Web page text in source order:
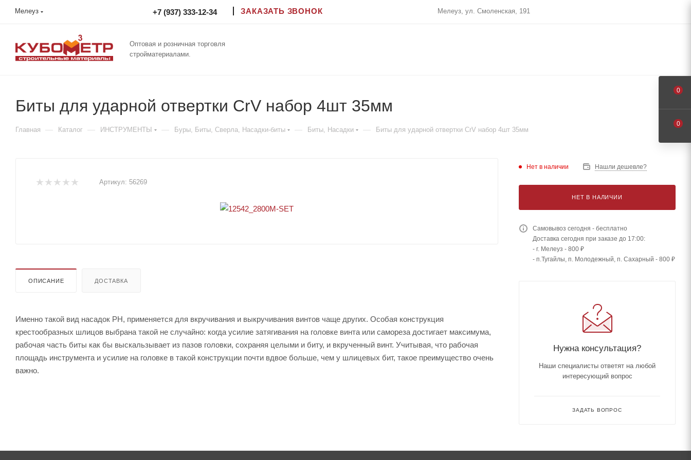
Мелеуз +7 (937) 333-12-34 ЗАКАЗАТЬ ЗВОНОК Мелеуз, ул. Смоленская, 191
Оптовая и розничная торговля
стройматериалами.
Биты для ударной отвертки CrV набор 4шт 35мм
Главная — Каталог — ИНСТРУМЕНТЫ — Буры, Биты, Сверла, Насадки-биты — Биты, Насадки — Биты для ударной отвертки CrV набор 4шт 35мм
Артикул: 56269
ОПИСАНИЕ ДОСТАВКА
Именно такой вид насадок PH, применяется для вкручивания и выкручивания винтов чаще других. Особая конструкция
крестообразных шлицов выбрана такой не случайно: когда усилие затягивания на головке винта или самореза достигает максимума,
рабочая часть биты как бы выскальзывает из пазов головки, сохраняя целыми и биту, и вкрученный винт. Учитывая, что рабочая
площадь инструмента и усилие на головке в такой конструкции почти вдвое больше, чем у шлицевых бит, такое преимущество очень
важно.
Нет в наличии Нашли дешевле?
НЕТ В НАЛИЧИИ
Самовывоз сегодня - бесплатно
Доставка сегодня при заказе до 17:00:
- г. Мелеуз - 800 ₽
- п.Тугайлы, п. Молодежный, п. Сахарный - 800 ₽
Нужна консультация?
Наши специалисты ответят на любой
интересующий вопрос
ЗАДАТЬ ВОПРОС
0
0